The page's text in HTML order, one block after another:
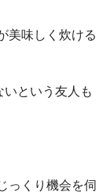
美味しく炊ける
という友人も
っくり機会を伺